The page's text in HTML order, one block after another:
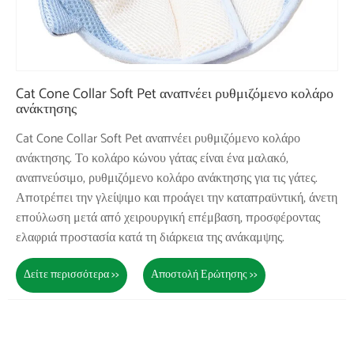
Cat Cone Collar Soft Pet αναπνέει ρυθμιζόμενο κολάρο
ανάκτησης
Cat Cone Collar Soft Pet αναπνέει ρυθμιζόμενο κολάρο
ανάκτησης. Το κολάρο κώνου γάτας είναι ένα μαλακό,
αναπνεύσιμο, ρυθμιζόμενο κολάρο ανάκτησης για τις γάτες.
Αποτρέπει την γλείψιμο και προάγει την καταπραϋντική, άνετη
επούλωση μετά από χειρουργική επέμβαση, προσφέροντας
ελαφριά προστασία κατά τη διάρκεια της ανάκαμψης.
Δείτε περισσότερα >> Αποστολή Ερώτησης >>